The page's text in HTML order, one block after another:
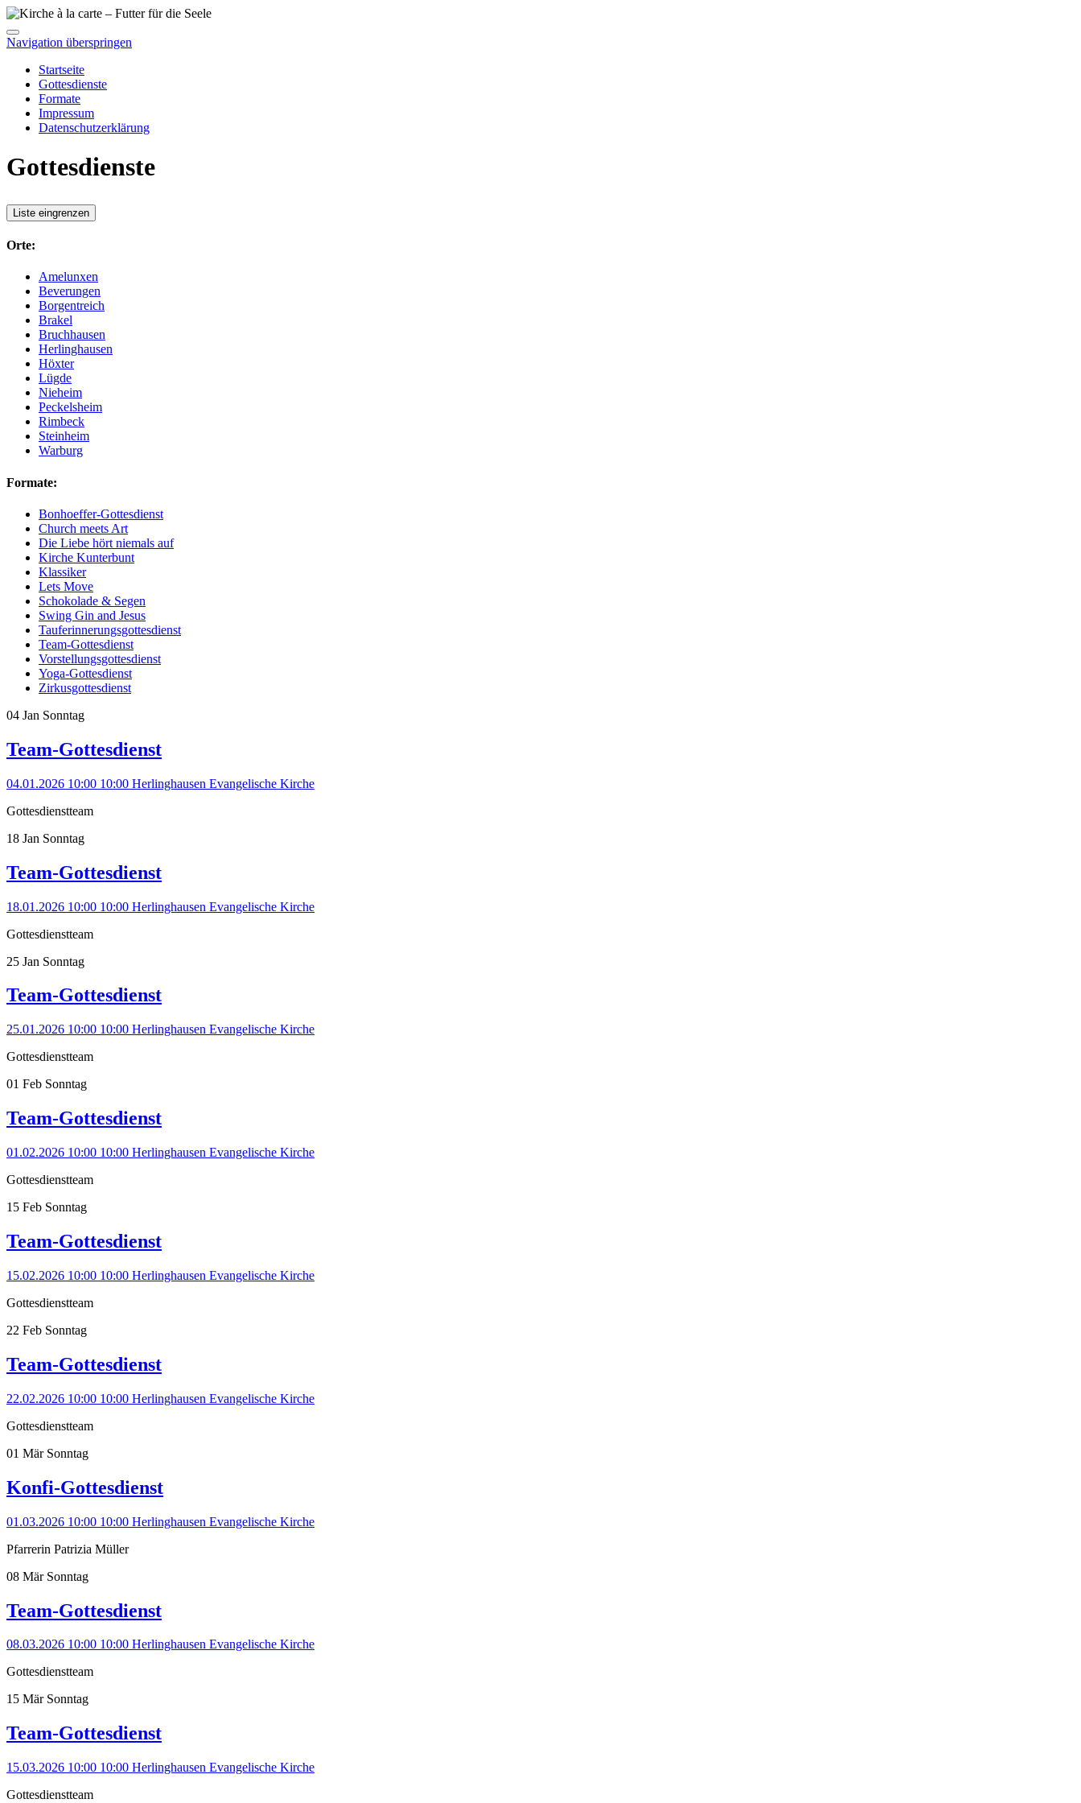
Navigation überspringen
Startseite
Gottesdienste
Formate
Impressum
Datenschutzerklärung
Gottesdienste
Liste eingrenzen
Orte:
Amelunxen
Beverungen
Borgentreich
Brakel
Bruchhausen
Herlinghausen
Höxter
Lügde
Nieheim
Peckelsheim
Rimbeck
Steinheim
Warburg
Formate:
Bonhoeffer-Gottesdienst
Church meets Art
Die Liebe hört niemals auf
Kirche Kunterbunt
Klassiker
Lets Move
Schokolade & Segen
Swing Gin and Jesus
Tauferinnerungsgottesdienst
Team-Gottesdienst
Vorstellungsgottesdienst
Yoga-Gottesdienst
Zirkusgottesdienst
04 Jan Sonntag
Team-Gottesdienst
04.01.2026 10:00 10:00 Herlinghausen Evangelische Kirche
Gottesdienstteam
18 Jan Sonntag
Team-Gottesdienst
18.01.2026 10:00 10:00 Herlinghausen Evangelische Kirche
Gottesdienstteam
25 Jan Sonntag
Team-Gottesdienst
25.01.2026 10:00 10:00 Herlinghausen Evangelische Kirche
Gottesdienstteam
01 Feb Sonntag
Team-Gottesdienst
01.02.2026 10:00 10:00 Herlinghausen Evangelische Kirche
Gottesdienstteam
15 Feb Sonntag
Team-Gottesdienst
15.02.2026 10:00 10:00 Herlinghausen Evangelische Kirche
Gottesdienstteam
22 Feb Sonntag
Team-Gottesdienst
22.02.2026 10:00 10:00 Herlinghausen Evangelische Kirche
Gottesdienstteam
01 Mär Sonntag
Konfi-Gottesdienst
01.03.2026 10:00 10:00 Herlinghausen Evangelische Kirche
Pfarrerin Patrizia Müller
08 Mär Sonntag
Team-Gottesdienst
08.03.2026 10:00 10:00 Herlinghausen Evangelische Kirche
Gottesdienstteam
15 Mär Sonntag
Team-Gottesdienst
15.03.2026 10:00 10:00 Herlinghausen Evangelische Kirche
Gottesdienstteam